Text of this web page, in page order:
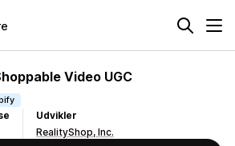
Video UGC
Udvikler
RealityShop, Inc.